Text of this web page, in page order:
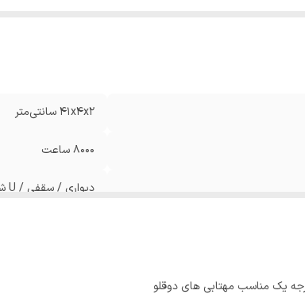
۴۱x۴x۲ سانتی‌متر
۸۰۰۰ ساعت
دیواری / سقفی / U شکل